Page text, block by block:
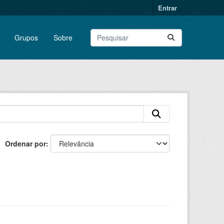
Entrar
Grupos Sobre
Ordenar por